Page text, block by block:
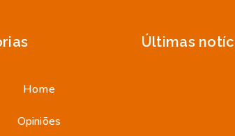
Home
Opiniões
Últimas